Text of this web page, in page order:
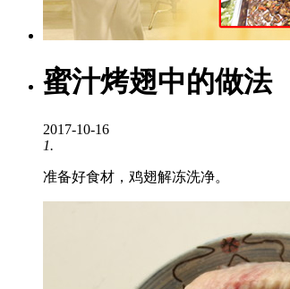
蜜汁烤翅中的做法
2017-10-16
1.
准备好食材，鸡翅解冻洗净。